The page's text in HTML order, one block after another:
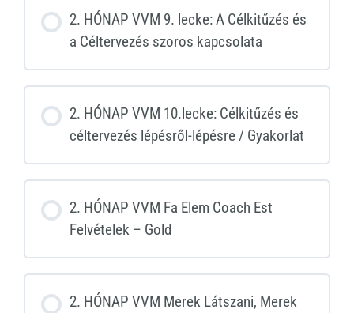
2. HÓNAP VVM 9. lecke: A Célkitűzés és
a Céltervezés szoros kapcsolata
2. HÓNAP VVM 10.lecke: Célkitűzés és
céltervezés lépésről-lépésre / Gyakorlat
2. HÓNAP VVM Fa Elem Coach Est
Felvételek – Gold
2. HÓNAP VVM Merek Látszani, Merek